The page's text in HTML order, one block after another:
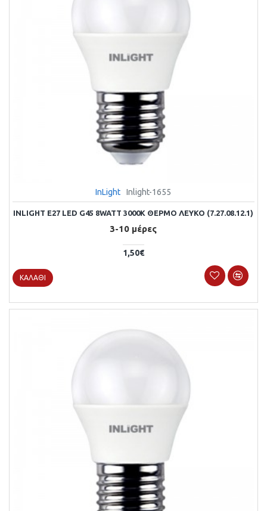
InLight Inlight-1655
INLIGHT E27 LED G45 8WATT 3000Κ ΘΕΡΜΌ ΛΕΥΚΌ (7.27.08.12.1)
3-10 μέρες
1,50€
ΚΑΛΆΘΙ